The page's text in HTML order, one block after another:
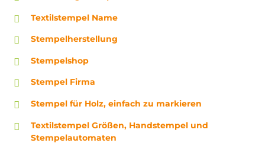
Textilstempel Name
Stempelherstellung
Stempelshop
Stempel Firma
Stempel für Holz, einfach zu markieren
Textilstempel Größen, Handstempel und
Stempelautomaten